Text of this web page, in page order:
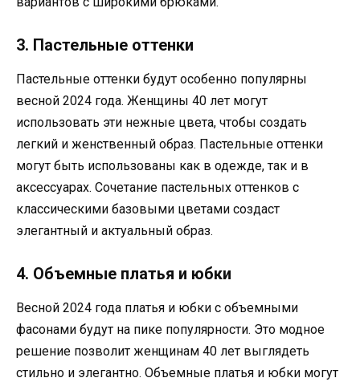
3. Пастельные оттенки
Пастельные оттенки будут особенно популярны
весной 2024 года. Женщины 40 лет могут
использовать эти нежные цвета, чтобы создать
легкий и женственный образ. Пастельные оттенки
могут быть использованы как в одежде, так и в
аксессуарах. Сочетание пастельных оттенков с
классическими базовыми цветами создаст
элегантный и актуальный образ.
4. Объемные платья и юбки
Весной 2024 года платья и юбки с объемными
фасонами будут на пике популярности. Это модное
решение позволит женщинам 40 лет выглядеть
стильно и элегантно. Объемные платья и юбки могут